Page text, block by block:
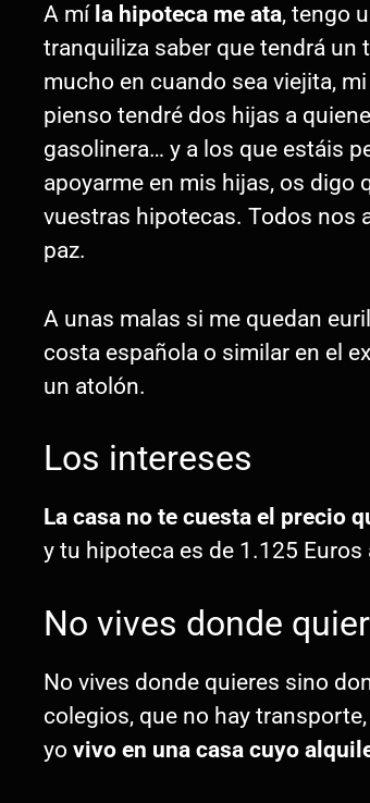
A mí la hipoteca me ata, tengo
tranquiliza saber que tendrá un
mucho en cuando sea viejita,
pienso tendré dos hijas a
gasolinera… y a los que estáis
apoyarme en mis hijas, os digo
vuestras hipotecas. Todos nos
paz.
A unas malas si me quedan
costa española o similar en el
un atolón.
Los intereses
La casa no te cuesta el precio
y tu hipoteca es de 1.125
No vives donde
No vives donde quieres sino
colegios, que no hay
yo vivo en una casa cuyo